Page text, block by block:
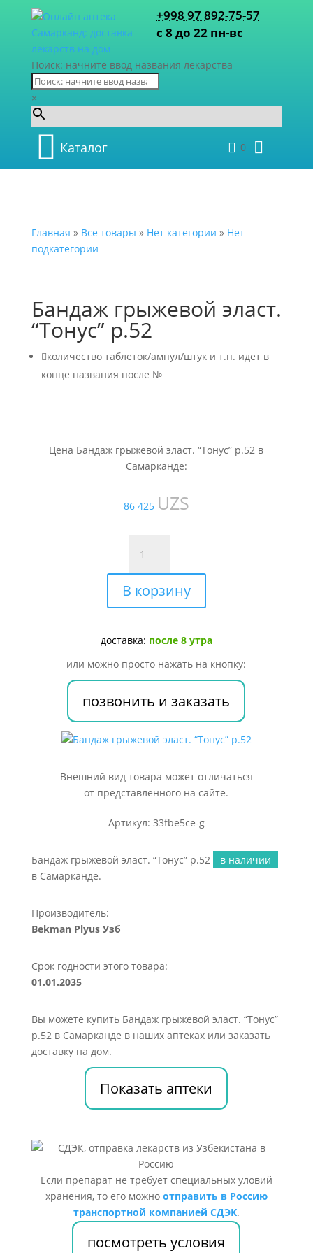
+998 97 892-75-57
с 8 до 22 пн-вс
Поиск: начните ввод названия лекарства
×
Каталог 0
Главная » Все товары » Нет категории » Нет
подкатегории
Бандаж грыжевой эласт.
“Тонус” р.52
количество таблеток/ампул/штук и т.п. идет в
конце названия после №
Цена Бандаж грыжевой эласт. “Тонус” р.52 в
Самарканде:
86 425 UZS
товара
Бандаж
грыжевой
эласт.
р.52
В корзину
доставка: после 8 утра
или можно просто нажать на кнопку:
позвонить и заказать
Внешний вид товара может отличаться
от представленного на сайте.
Артикул: 33fbe5ce-g
Бандаж грыжевой эласт. “Тонус” р.52
в наличии
в Самарканде.
Производитель:
Bekman Plyus Узб
Срок годности этого товара:
01.01.2035
Вы можете купить Бандаж грыжевой эласт. “Тонус”
р.52 в Самарканде в наших аптеках или заказать
доставку на дом.
Показать аптеки
Если препарат не требует специальных уловий
хранения, то его можно отправить в Россию
транспортной компанией СДЭК.
посмотреть условия